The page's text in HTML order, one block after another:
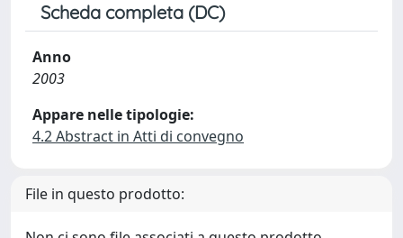
Scheda completa (DC)
Anno
2003
Appare nelle tipologie:
4.2 Abstract in Atti di convegno
File in questo prodotto: